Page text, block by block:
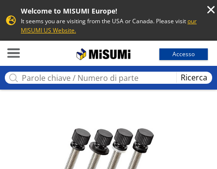
Welcome to MISUMI Europe!
It seems you are visiting from the USA or Canada. Please visitour
MISUMI US Website.
Accesso
Ricerca